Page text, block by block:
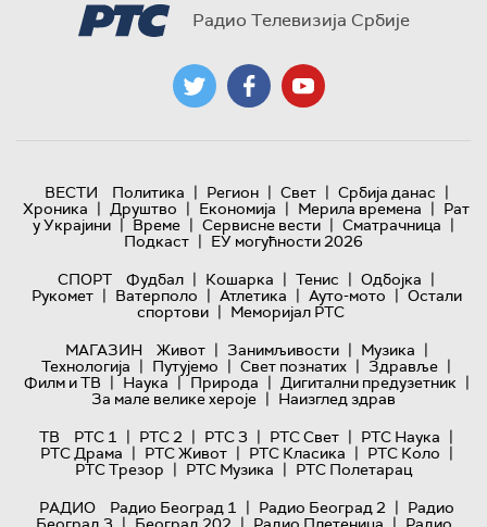
Радио Телевизија Србије
ВЕСТИ Политика | Регион | Свет | Србија данас |
Хроника | Друштво | Економија | Мерила времена | Рат
у Украјини | Време | Сервисне вести | Сматрачница |
Подкаст | ЕУ могућности 2026
СПОРТ
Фудбал | Кошарка | Тенис | Одбојка |
Рукомет | Ватерполо | Атлетика | Ауто-мото | Остали
спортови | Меморијал РТС
МАГАЗИН
Живот | Занимљивости | Музика |
Технологијa | Путујемо | Свет познатих | Здравље |
Филм и ТВ | Наука | Природа | Дигитални предузетник |
За мале велике хероје | Наизглед здрав
ТВ
РТС 1 | РТС 2 | РТС 3 | РТС Свет | РТС Наука |
РТС Драма | РТС Живот | РТС Класика | РТС Коло |
РТС Трезор | РТС Музика | РТС Полетарац
РАДИО
Радио Београд 1 | Радио Београд 2 | Радио